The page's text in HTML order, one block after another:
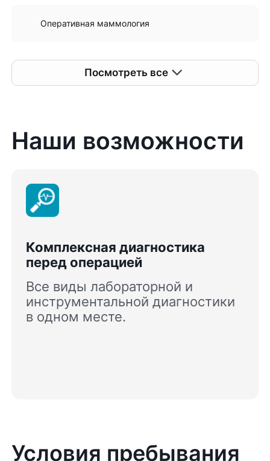
Оперативная маммология
Посмотреть все
Наши возможности
Комплексная диагностика
перед операцией
Все виды лабораторной и
инструментальной диагностики
в одном месте.
Условия пребывания